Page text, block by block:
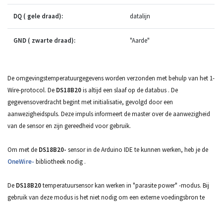
DQ ( gele draad): datalijn
GND ( zwarte draad): "Aarde"
De omgevingstemperatuurgegevens worden verzonden met behulp van het 1-
Wire-protocol. De DS18B20is altijd een slaafop de databus . De
gegevensoverdracht begint met initialisatie, gevolgd door een
aanwezigheidspuls. Deze impuls informeert de master over de aanwezigheid
van de sensor en zijn gereedheid voor gebruik.
Om met de DS18B20- sensorin de Arduino IDE te kunnen werken, heb je de
OneWire- bibliotheek nodig .
De DS18B20temperatuursensorkan werken in "parasite power" -modus. Bij
gebruik van deze modus is het niet nodig om een ​​externe voedingsbron te